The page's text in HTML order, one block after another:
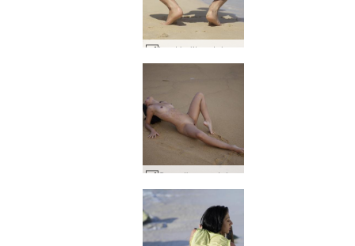
Sematkan matahari terbenam Thailand #15